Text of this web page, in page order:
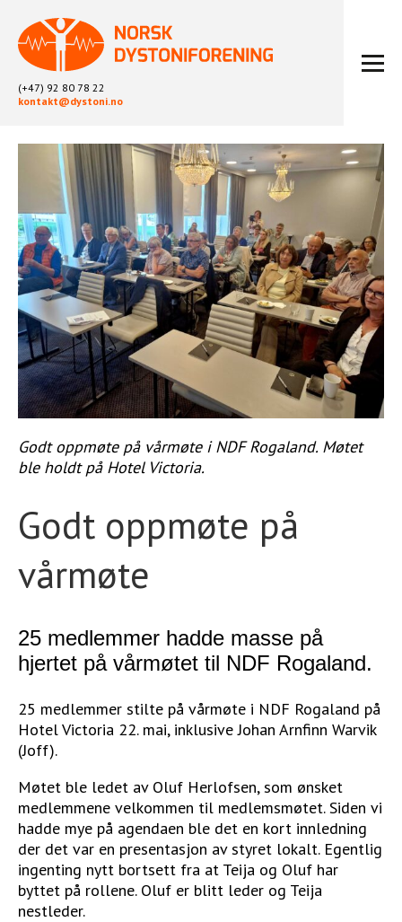
(+47) 92 80 78 22
kontakt@dystoni.no
HJEM
ARTIKLER
LOKALLAG
LIKEPERSONARBEID
OM OSS
BLI MEDLEM
KONTAKT
KALENDER
ARKIV
FYSIOTERAPI
Godt oppmøte på vårmøte i NDF Rogaland. Møtet
ble holdt på Hotel Victoria.
Godt oppmøte på
vårmøte
25 medlemmer hadde masse på
hjertet på vårmøtet til NDF Rogaland.
25 medlemmer stilte på vårmøte i NDF Rogaland på
Hotel Victoria 22. mai, inklusive Johan Arnfinn Warvik
(Joff).
Møtet ble ledet av Oluf Herlofsen, som ønsket
medlemmene velkommen til medlemsmøtet. Siden vi
hadde mye på agendaen ble det en kort innledning
der det var en presentasjon av styret lokalt. Egentlig
ingenting nytt bortsett fra at Teija og Oluf har
byttet på rollene. Oluf er blitt leder og Teija
nestleder.